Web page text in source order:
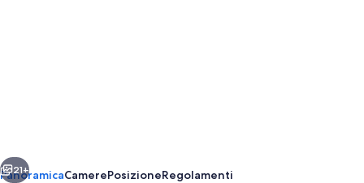
Avanti
21+
PanoramicaCamerePosizioneRegolamenti